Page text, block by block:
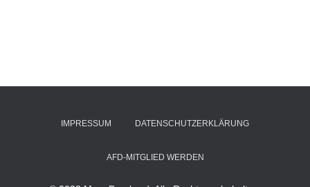
IMPRESSUM DATENSCHUTZERKLÄRUNG
AFD-MITGLIED WERDEN